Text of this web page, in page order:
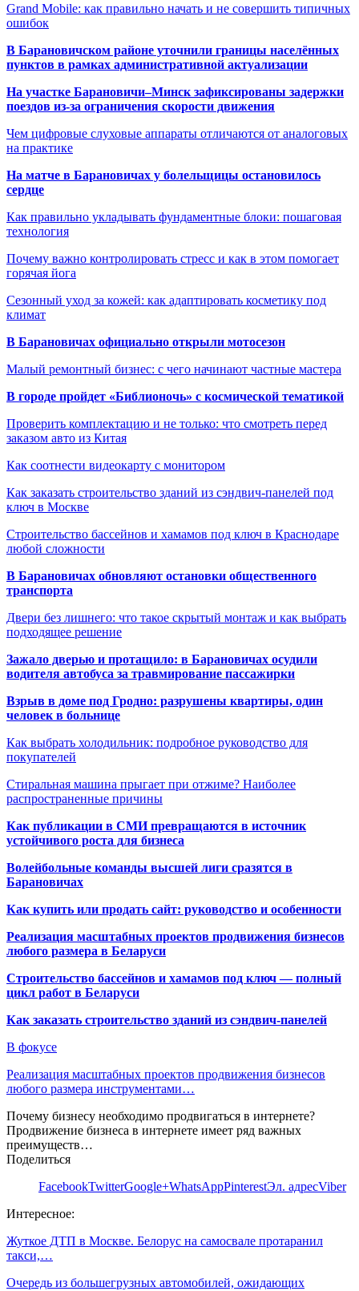
Grand Mobile: как правильно начать и не совершить типичных
ошибок
В Барановичском районе уточнили границы населённых
пунктов в рамках административной актуализации
На участке Барановичи–Минск зафиксированы задержки
поездов из-за ограничения скорости движения
Чем цифровые слуховые аппараты отличаются от аналоговых
на практике
На матче в Барановичах у болельщицы остановилось
сердце
Как правильно укладывать фундаментные блоки: пошаговая
технология
Почему важно контролировать стресс и как в этом помогает
горячая йога
Сезонный уход за кожей: как адаптировать косметику под
климат
В Барановичах официально открыли мотосезон
Малый ремонтный бизнес: с чего начинают частные мастера
В городе пройдет «Библионочь» с космической тематикой
Проверить комплектацию и не только: что смотреть перед
заказом авто из Китая
Как соотнести видеокарту с монитором
Как заказать строительство зданий из сэндвич-панелей под
ключ в Москве
Строительство бассейнов и хамамов под ключ в Краснодаре
любой сложности
В Барановичах обновляют остановки общественного
транспорта
Двери без лишнего: что такое скрытый монтаж и как выбрать
подходящее решение
Зажало дверью и протащило: в Барановичах осудили
водителя автобуса за травмирование пассажирки
Взрыв в доме под Гродно: разрушены квартиры, один
человек в больнице
Как выбрать холодильник: подробное руководство для
покупателей
Стиральная машина прыгает при отжиме? Наиболее
распространенные причины
Как публикации в СМИ превращаются в источник
устойчивого роста для бизнеса
Волейбольные команды высшей лиги сразятся в
Барановичах
Как купить или продать сайт: руководство и особенности
Реализация масштабных проектов продвижения бизнесов
любого размера в Беларуси
Строительство бассейнов и хамамов под ключ — полный
цикл работ в Беларуси
Как заказать строительство зданий из сэндвич-панелей
В фокусе
Реализация масштабных проектов продвижения бизнесов
любого размера инструментами…
Почему бизнесу необходимо продвигаться в интернете?
Продвижение бизнеса в интернете имеет ряд важных
преимуществ…
Поделиться
FacebookTwitterGoogle+WhatsAppPinterestЭл. адресViber
Интересное:
Жуткое ДТП в Москве. Белорус на самосвале протаранил
такси,…
Очередь из большегрузных автомобилей, ожидающих